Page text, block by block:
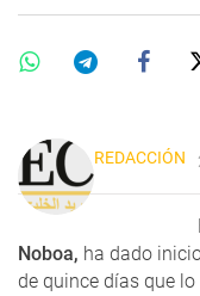
REDACCIÓN
Noboa, ha dado
de quince días que